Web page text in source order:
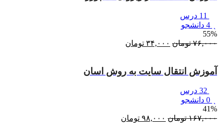
55%
۷۶,۰۰۰ تومان قیمت
بود.
۳۴,۰۰۰ تومان
آموزش انتقال سایت به روش اسان
41%
۱۶۷,۰۰۰ تومان قیمت
۹۸,۰۰۰ تومان